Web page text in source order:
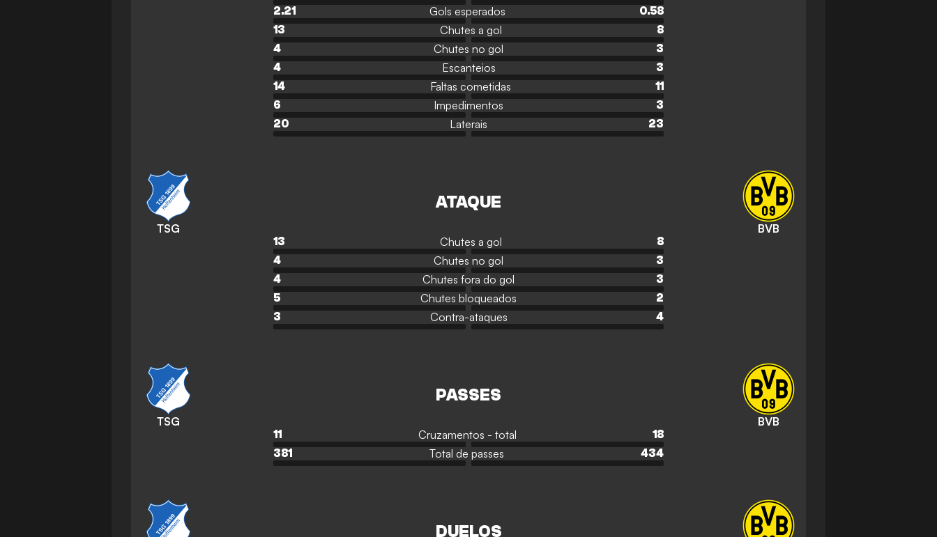
2.21
Gols esperados
0.58
13
Chutes a gol
8
4
Chutes no gol
3
4
Escanteios
3
14
Faltas cometidas
11
6
Impedimentos
3
20
Laterais 23
TSG
ATAQUE
BVB
13 Chutes a gol
8
4
Chutes no gol
3
4
Chutes fora do gol
3
5
Chutes bloqueados
2
3
Contra-ataques 4
TSG
PASSES
BVB
11 Cruzamentos - total
18
381
Total de passes 434
DUELOS